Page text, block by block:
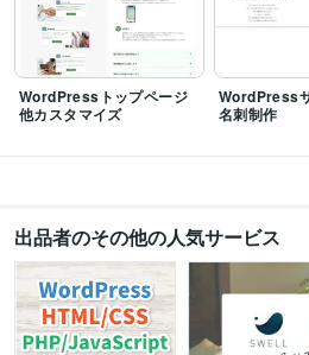
Adobe Illustrator:20年Canva:1年
Adobe XD:5年
得意分野
Web制作・HP作成・EC構築 WordPressで
悩み解決カスタマイズ
コーディング
おしゃれ
シンプル オフィス
大阪芸術大学 2003年3月 ~ 2008年2月
大阪市立工芸高等学校 2000年3月 ~ 2003
WordPressトップページ
他カスタマイズ
WordPress
名刺制作
出品者のその他の人気サービス